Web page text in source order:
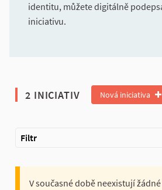
identitu, můžete digitálně
iniciativu.
2 INICIATIV Nová iniciativa
Filtr
V současné době neexistují